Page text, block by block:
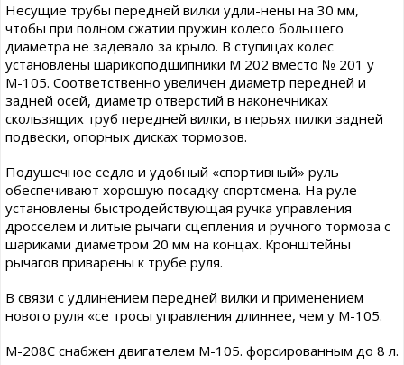
Несущие трубы передней вилки удли-нены на 30 мм,
чтобы при полном сжатии пружин колесо большего
диаметра не задевало за крыло. В ступицах колес
установлены шарикоподшипники М 202 вместо № 201 у
М-105. Соответственно увеличен диаметр передней и
задней осей, диаметр отверстий в наконечниках
скользящих труб передней вилки, в перьях пилки задней
подвески, опорных дисках тормозов.
Подушечное седло и удобный «спортивный» руль
обеспечивают хорошую посадку спортсмена. На руле
установлены быстродействующая ручка управления
дросселем и литые рычаги сцепления и ручного тормоза с
шариками диаметром 20 мм на концах. Кронштейны
рычагов приварены к трубе руля.
В связи с удлинением передней вилки и применением
нового руля «се тросы управления длиннее, чем у М-105.
М-208С снабжен двигателем М-105. форсированным до 8 л.